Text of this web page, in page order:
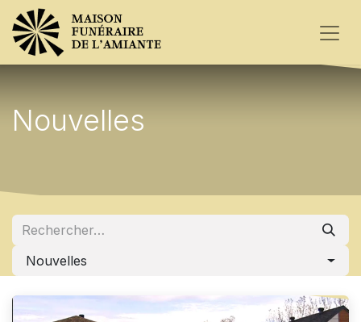
Nouvelles
Nouvelles